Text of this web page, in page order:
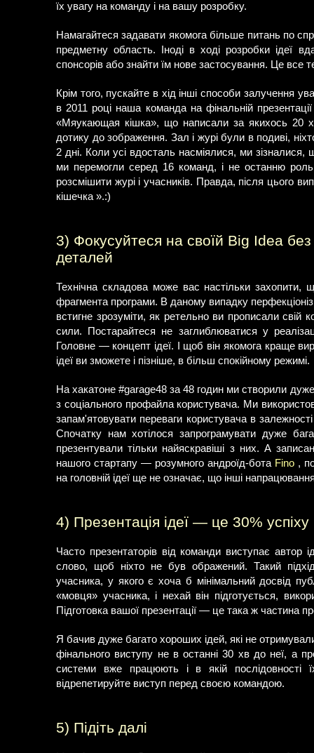
їх увагу на команду і на вашу розробку.
Намагайтеся задавати якомога більше питань по
предметну область. Іноді в ході розробки ідеї
спонсорів або знайти їм нове застосування. Це
Крім того, пускайте в хід інші способи залучення
в 2011 році наша команда на фінальній
«Мяукающая кішка», що написали за якихось 20
дотику до зображення. Зал і журі були в подиві,
2 дні. Коли усі вдосталь насміялися, ми
ми перемогли серед 16 команд, і не останню роль
розсмішити журі і учасників. Правда, після цього
кішечка ».:)
3) Фокусуйтеся на своїй Big Idea
деталей
Технічна складова може вас настільки захопити,
фрагмента програми. В даному випадку
встигне зрозуміти, як ретельно ви прописали свій
сили. Постарайтеся не заглиблюватися у
Головне — концепт ідеї. І щоб він якомога краще
ідеї ви зможете і пізніше, в більш спокійному режимі.
На хакатоне #garage48 за 48 годин ми створили
з соціального профайла користувача. Ми
запам'ятовувати переваги користувача в
Спочатку нам хотілося запрограмувати дуже
презентували тільки найяскравіші з них. А
нашого стартапу — розумного андроїд-бота Fino ,
на головній ідеї ще не означає, що інші
4) Презентація ідеї — це 30% успіху
Часто презентаторів від команди виступає
слово, щоб ніхто не був ображений. Такий
учасника, у якого є хоча б мінімальний досвід
«мовця» учасника, і нехай він підготується,
Підготовка вашої презентації — це така ж частина
Я бачив дуже багато хороших ідей, які не
фінального виступу не в останні 30 хв до неї, а
системи вже працюють і в якій послідовності
відрепетируйте виступ перед своєю командою.
5) Підіть далі